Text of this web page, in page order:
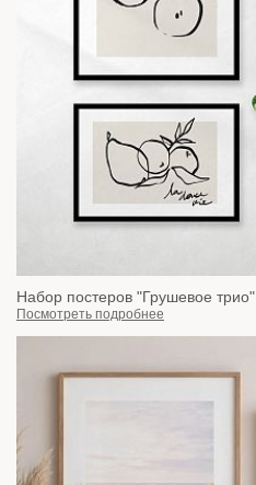
Набор постеров "Грушевое трио"
Посмотреть подробнее